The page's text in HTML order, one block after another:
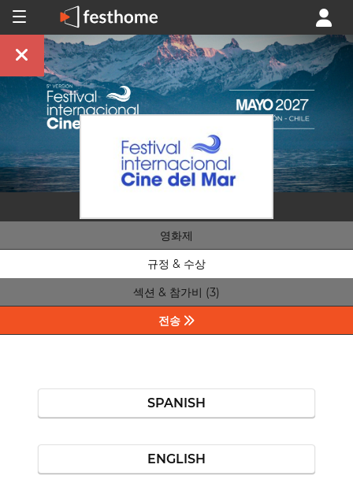
영화제
규정 & 수상
섹션 & 참가비 (3)
전송
SPANISH
ENGLISH